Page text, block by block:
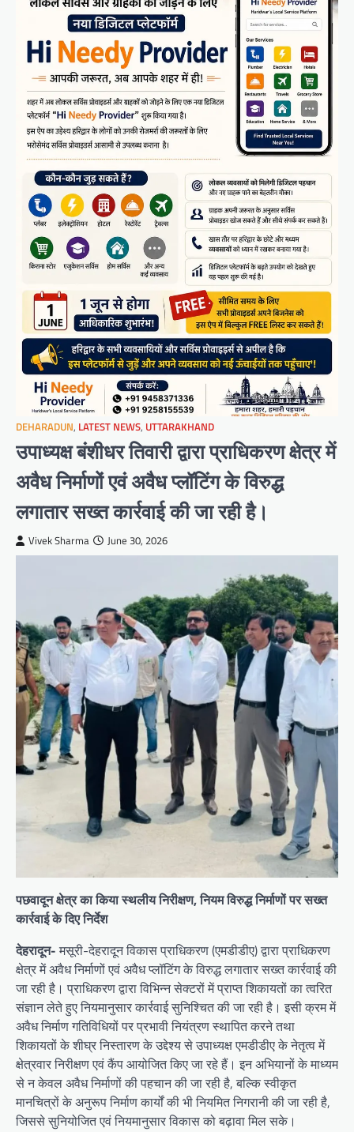
DEHARADUN, LATEST NEWS, UTTARAKHAND
उपाध्यक्ष बंशीधर तिवारी द्वारा प्राधिकरण क्षेत्र में
अवैध निर्माणों एवं अवैध प्लॉटिंग के विरुद्ध
लगातार सख्त कार्रवाई की जा रही है।
Vivek Sharma June 30, 2026
पछवादून क्षेत्र का किया स्थलीय निरीक्षण, नियम विरुद्ध निर्माणों पर सख्त
कार्रवाई के दिए निर्देश
देहरादून-मसूरी-देहरादून विकास प्राधिकरण (एमडीडीए) द्वारा प्राधिकरण
क्षेत्र में अवैध निर्माणों एवं अवैध प्लॉटिंग के विरुद्ध लगातार सख्त कार्रवाई की
जा रही है। प्राधिकरण द्वारा विभिन्न सेक्टरों में प्राप्त शिकायतों का त्वरित
संज्ञान लेते हुए नियमानुसार कार्रवाई सुनिश्चित की जा रही है। इसी क्रम में
अवैध निर्माण गतिविधियों पर प्रभावी नियंत्रण स्थापित करने तथा
शिकायतों के शीघ्र निस्तारण के उद्देश्य से उपाध्यक्ष एमडीडीए के नेतृत्व में
क्षेत्रवार निरीक्षण एवं कैंप आयोजित किए जा रहे हैं। इन अभियानों के माध्यम
से न केवल अवैध निर्माणों की पहचान की जा रही है, बल्कि स्वीकृत
मानचित्रों के अनुरूप निर्माण कार्यों की भी नियमित निगरानी की जा रही है,
जिससे सुनियोजित एवं नियमानुसार विकास को बढ़ावा मिल सके।